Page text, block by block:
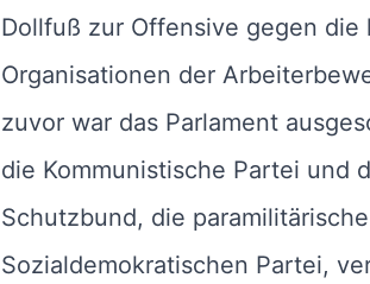
Dollfuß zur Offensive gegen die
Organisationen der
zuvor war das Parlament
die Kommunistische Partei und
Schutzbund, die
Sozialdemokratischen Partei,